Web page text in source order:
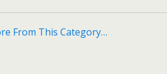
From This Category…